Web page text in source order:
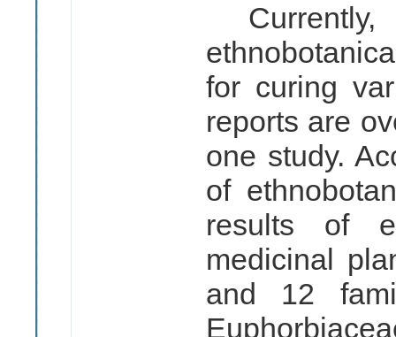
for curing
reports are
one study.
of
results of
medicinal
and 12